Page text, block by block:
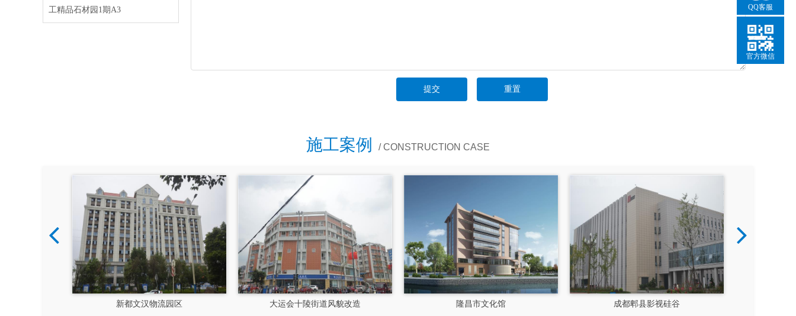
工精品石材园1期A3
施工案例 / CONSTRUCTION CASE
新都文汉物流园区 大运会十陵街道风貌改造 隆昌市文化馆 成都郫县影视硅谷
QQ客服
官方微信